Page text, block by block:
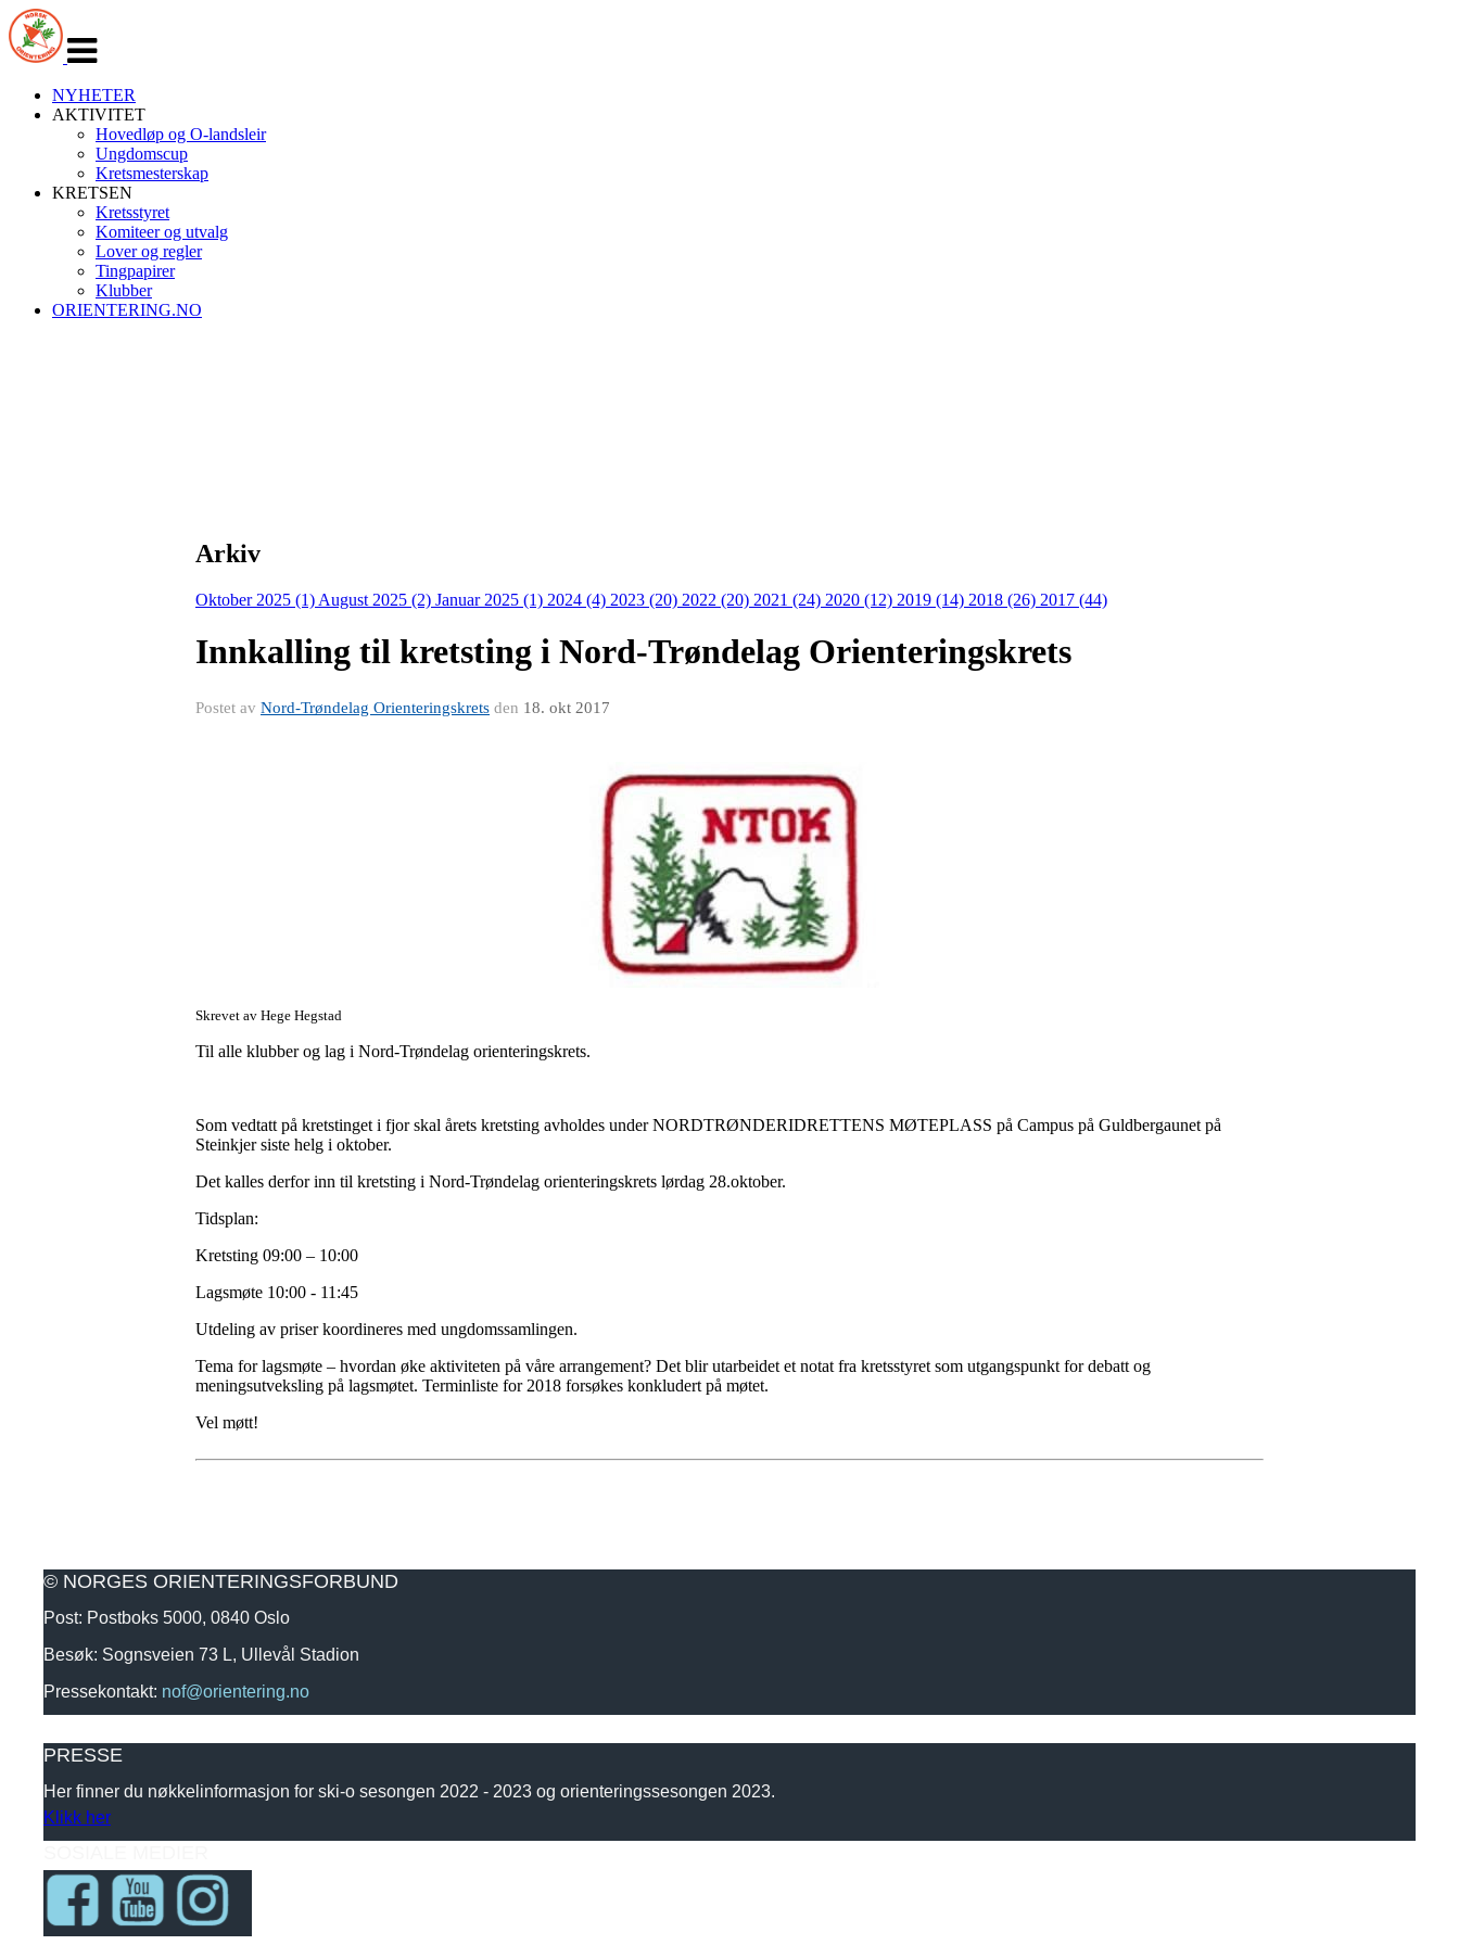
navigasjon
NYHETER
AKTIVITET
Hovedløp og O-landsleir
Ungdomscup
Kretsmesterskap
KRETSEN
Kretsstyret
Komiteer og utvalg
Lover og regler
Tingpapirer
Klubber
ORIENTERING.NO
Arkiv
Oktober 2025 (1) August 2025 (2) Januar 2025 (1) 2024 (4) 2023 (20) 2022 (20) 2021 (24) 2020 (12) 2019 (14) 2018 (26) 2017 (44)
Innkalling til kretsting i Nord-Trøndelag Orienteringskrets
Postet av Nord-Trøndelag Orienteringskrets den 18. okt 2017
Skrevet av Hege Hegstad
Til alle klubber og lag i Nord-Trøndelag orienteringskrets.
Som vedtatt på kretstinget i fjor skal årets kretsting avholdes under NORDTRØNDERIDRETTENS MØTEPLASS på Campus på Guldbergaunet på
Steinkjer siste helg i oktober.
Det kalles derfor inn til kretsting i Nord-Trøndelag orienteringskrets lørdag 28.oktober.
Tidsplan:
Kretsting 09:00 – 10:00
Lagsmøte 10:00 - 11:45
Utdeling av priser koordineres med ungdomssamlingen.
Tema for lagsmøte – hvordan øke aktiviteten på våre arrangement? Det blir utarbeidet et notat fra kretsstyret som utgangspunkt for debatt og
meningsutveksling på lagsmøtet. Terminliste for 2018 forsøkes konkludert på møtet.
Vel møtt!
© NORGES ORIENTERINGSFORBUND
Post: Postboks 5000, 0840 Oslo
Besøk: Sognsveien 73 L, Ullevål Stadion
Pressekontakt: nof@orientering.no
PRESSE
Her finner du nøkkelinformasjon for ski-o sesongen 2022 - 2023 og orienteringssesongen 2023.
Klikk her